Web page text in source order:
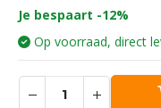
€ 20,50.
Huidige
prijs
is:
€ 17,95.
Je bespaart -12%
Op voorraad, direct